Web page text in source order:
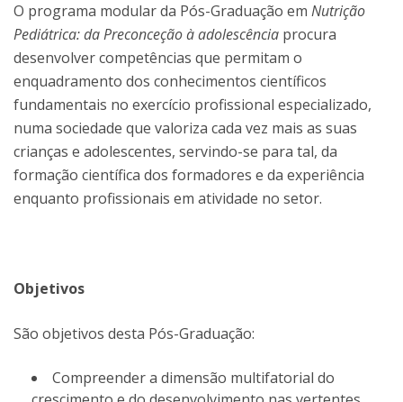
O programa modular da Pós-Graduação em Nutrição
Pediátrica: da Preconceção à adolescência procura
desenvolver competências que permitam o
enquadramento dos conhecimentos científicos
fundamentais no exercício profissional especializado,
numa sociedade que valoriza cada vez mais as suas
crianças e adolescentes, servindo-se para tal, da
formação científica dos formadores e da experiência
enquanto profissionais em atividade no setor.
Objetivos
São objetivos desta Pós-Graduação:
Compreender a dimensão multifatorial do